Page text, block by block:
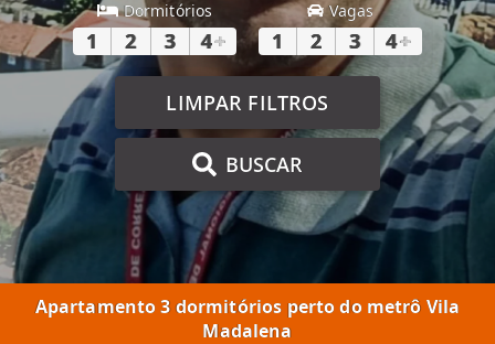
Dormitórios
1 2 3 4+
Vagas
1 2 3 4+
LIMPAR FILTROS
BUSCAR
Apartamento 3 dormitórios perto do metrô Vila
Madalena